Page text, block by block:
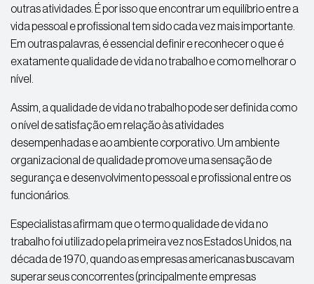
outras atividades. É por isso que encontrar um equilíbrio entre a
vida pessoal e profissional tem sido cada vez mais importante.
Em outras palavras, é essencial definir e reconhecer o que é
exatamente qualidade de vida no trabalho e como melhorar o
nível.
Assim, a qualidade de vida no trabalho pode ser definida como
o nível de satisfação em relação às atividades
desempenhadas e ao ambiente corporativo. Um ambiente
organizacional de qualidade promove uma sensação de
segurança e desenvolvimento pessoal e profissional entre os
funcionários.
Especialistas afirmam que o termo qualidade de vida no
trabalho foi utilizado pela primeira vez nos Estados Unidos, na
década de 1970, quando as empresas americanas buscavam
superar seus concorrentes (principalmente empresas